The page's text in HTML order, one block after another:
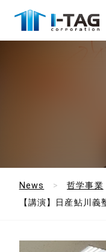
News 哲学事業
【講演】日産鮎川